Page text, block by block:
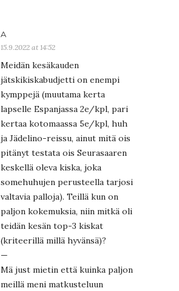
A
15.9.2022 at 14:52
Meidän kesäkauden
jätskikiskabudjetti on enempi
kymppejä (muutama kerta
lapselle Espanjassa 2e/kpl, pari
kertaa kotomaassa 5e/kpl, huh
ja Jädelino-reissu, ainut mitä ois
pitänyt testata ois Seurasaaren
keskellä oleva kiska, joka
somehuhujen perusteella tarjosi
valtavia palloja). Teillä kun on
paljon kokemuksia, niin mitkä oli
teidän kesän top-3 kiskat
(kriteerillä millä hyvänsä)?
—
Mä just mietin että kuinka paljon
meillä meni matkusteluun